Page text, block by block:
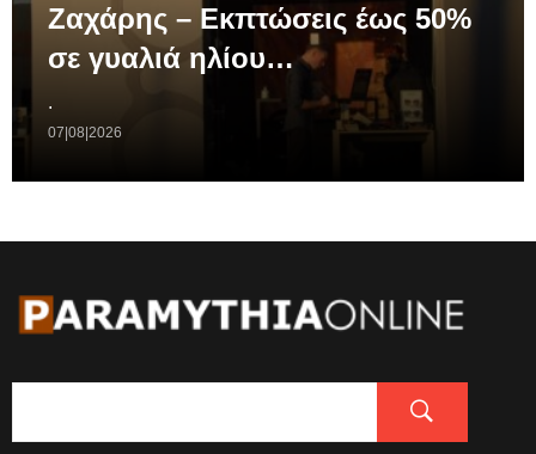
Ζαχάρης – Εκπτώσεις έως 50%
σε γυαλιά ηλίου…
.
07|08|2026